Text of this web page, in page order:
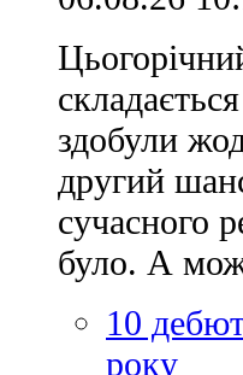
здобули
другий
сучасного
було. А
10
року